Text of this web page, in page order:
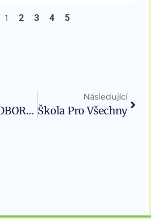
1 2 3 4 5
ÚPRAVA ODBORNÉ UČEBNY A ZVÝŠENÍ KONEKTIVITY ZŠ ZELENEČ
Následující
Škola Pro Všechny